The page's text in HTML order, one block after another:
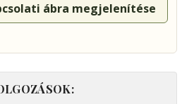
ábra megjelenítése